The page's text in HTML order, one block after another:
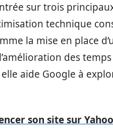
sur trois
technique
la mise en place
des
aide Google à
son site sur